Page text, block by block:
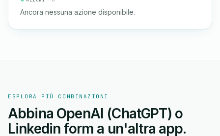
Ancora nessuna azione disponibile.
ESPLORA PIÙ COMBINAZIONI
Abbina OpenAI (ChatGPT) o
Linkedin form a un'altra app.